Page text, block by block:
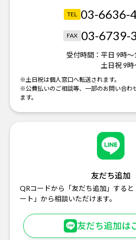
TEL 03-6636-
FAX 03-6739-
受付時間： 平日 9時～
土日祝 9
※土日祝は個人窓口へ転送されます。
※公費払いのご相談等、一部のお問い合わ
ます。
友だち追加
QRコードから「友だち追加」する
ート」から相談いただけます。
友だち追加は